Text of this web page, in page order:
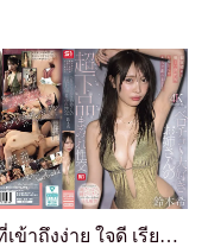
พี่สาวที่เข้าถึงง่าย ใจดี เรียบง่าย กลายเป็นบ้าไปกับการจูบ — จูบลิ้นลึกๆ น้ำลายเยิ้ม ~ เซ็กส์หยาบคายสุดๆ กับพี่สาวที่รัก